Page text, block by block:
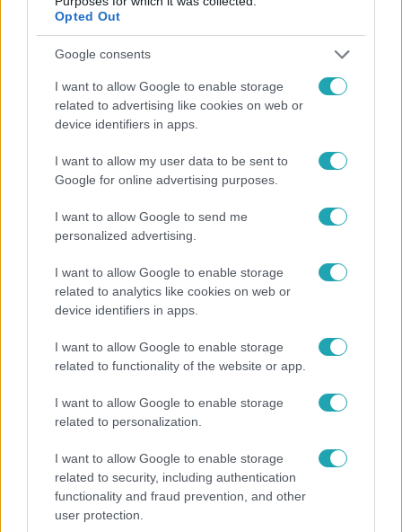
Opted Out
Google consents
I want to allow Google to enable storage
related to advertising like cookies on web or
device identifiers in apps.
I want to allow my user data to be sent to
Google for online advertising purposes.
I want to allow Google to send me
personalized advertising.
I want to allow Google to enable storage
related to analytics like cookies on web or
device identifiers in apps.
I want to allow Google to enable storage
related to functionality of the website or app.
I want to allow Google to enable storage
related to personalization.
I want to allow Google to enable storage
related to security, including authentication
functionality and fraud prevention, and other
user protection.
ADAM COSMETICS
Reggeli
Átvonul a hidegfront az országon – így alakul a
hőmérséklet a hét második felében